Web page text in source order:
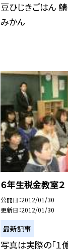
豆ひじきごはん
みかん
６年生税金教室２
公開日 2012/01/30
更新日 2012/01/30
最新記事
写真は実際の「１